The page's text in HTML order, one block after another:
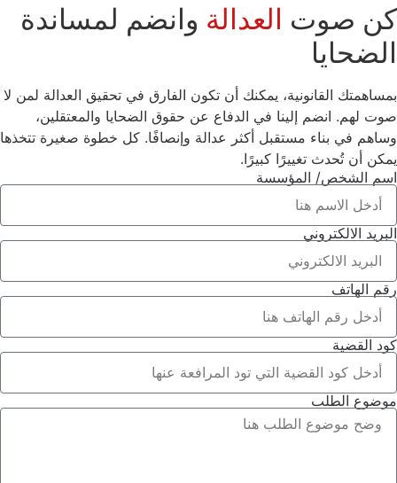
كن صوت العدالة وانضم لمساندة
الضحايا
بمساهمتك القانونية، يمكنك أن تكون الفارق في تحقيق العدالة لمن لا
صوت لهم. انضم إلينا في الدفاع عن حقوق الضحايا والمعتقلين،
وساهم في بناء مستقبل أكثر عدالة وإنصافًا. كل خطوة صغيرة تتخذها
يمكن أن تُحدث تغييرًا كبيرًا.
اسم الشخص/ المؤسسة
البريد الالكتروني
رقم الهاتف
كود القضية
موضوع الطلب